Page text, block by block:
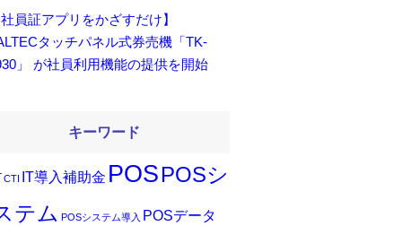
社員証アプリをかざすだけ】
タッチパネル式券売機「TK-
」 が社員利用機能の提供を開始
キーワード
CTI IT導入補助金 POSPOSシ
テム POSシステム導入 POSデータ